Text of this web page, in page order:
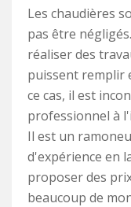
Les chaudières
pas être
réaliser des
puissent remplir
ce cas, il est
professionnel à
Il est un
d'expérience en
proposer des
beaucoup de